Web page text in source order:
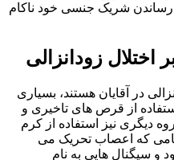
رساندن شریک جنسی خود ناکام
زودانزالی
در آقایان هستند، بسیاری
از قرص های تاخیری و
دیگری نیز استفاده از کرم
که اعصاب تحریک می
و سیگنال هایی به نام